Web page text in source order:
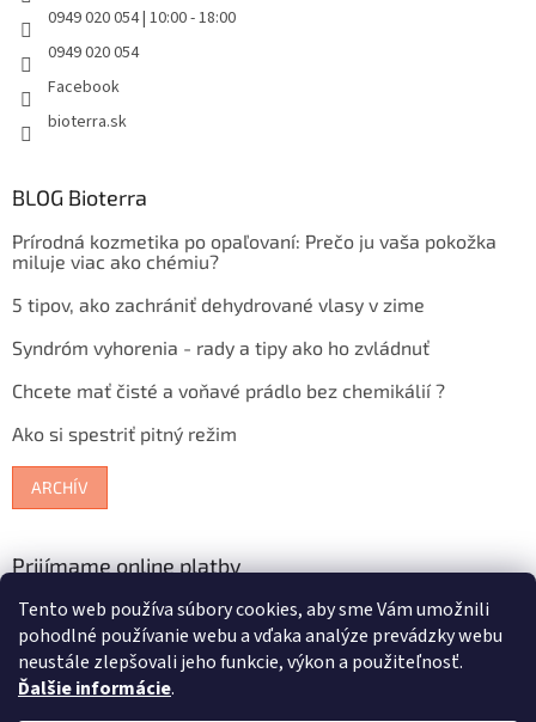
Tento web používa súbory cookies, aby sme Vám umožnili
pohodlné používanie webu a vďaka analýze prevádzky webu
neustále zlepšovali jeho funkcie, výkon a použiteľnosť.
Ďalšie informácie.
0949 020 054 | 10:00 - 18:00
0949 020 054
Facebook
bioterra.sk
BLOG Bioterra
Prírodná kozmetika po opaľovaní: Prečo ju vaša pokožka
miluje viac ako chémiu?
5 tipov, ako zachrániť dehydrované vlasy v zime
Syndróm vyhorenia - rady a tipy ako ho zvládnuť
Chcete mať čisté a voňavé prádlo bez chemikálií ?
Ako si spestriť pitný režim
ARCHÍV
Prijímame online platby